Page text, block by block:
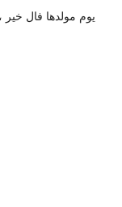
يوم مولدها فال